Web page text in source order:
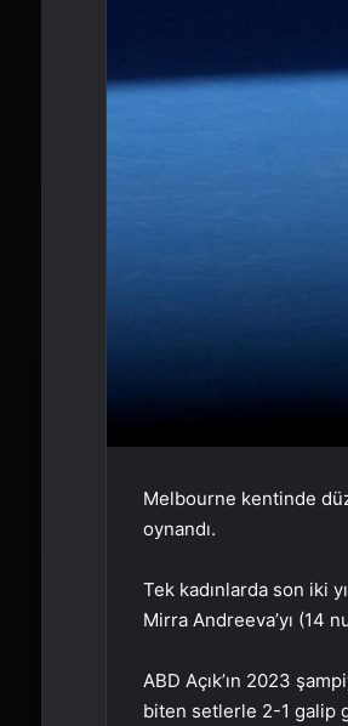
Melbourne kentinde
oynandı.
Tek kadınlarda son iki
Mirra Andreeva’yı (14
ABD Açık’ın 2023
biten setlerle 2-1 galip